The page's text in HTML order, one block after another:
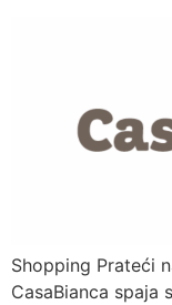
Shopping Prateći
CasaBianca spaja